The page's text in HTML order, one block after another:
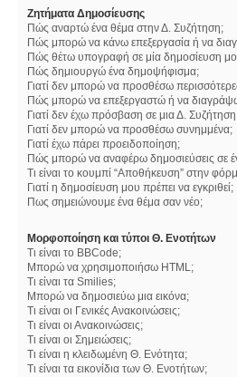
Ζητήματα Δημοσίευσης
Πώς αναρτώ ένα θέμα στην Δ. Συζήτηση;
Πώς μπορώ να κάνω επεξεργασία ή να
Πώς θέτω υπογραφή σε μία δημοσίευση
Πώς δημιουργώ ένα δημοψήφισμα;
Γιατί δεν μπορώ να προσθέσω
Πώς μπορώ να επεξεργαστώ ή να
Γιατί δεν έχω πρόσβαση σε μια Δ.
Γιατί δεν μπορώ να προσθέσω συνημμένα;
Γιατί έχω πάρει προειδοποίηση;
Πώς μπορώ να αναφέρω δημοσιεύσεις σε
Τι είναι το κουμπί “Αποθήκευση” στην
Γιατί η δημοσίευση μου πρέπει να εγκριθεί;
Πως σημειώνουμε ένα θέμα σαν νέο;
Μορφοποίηση και τύποι Θ. Ενοτήτων
Τι είναι το BBCode;
Μπορώ να χρησιμοποιήσω HTML;
Τι είναι τα Smilies;
Μπορώ να δημοσιεύω μια εικόνα;
Τι είναι οι Γενικές Ανακοινώσεις;
Τι είναι οι Ανακοινώσεις;
Τι είναι οι Σημειώσεις;
Τι είναι η κλειδωμένη Θ. Ενότητα;
Τι είναι τα εικονίδια των Θ. Ενοτήτων;